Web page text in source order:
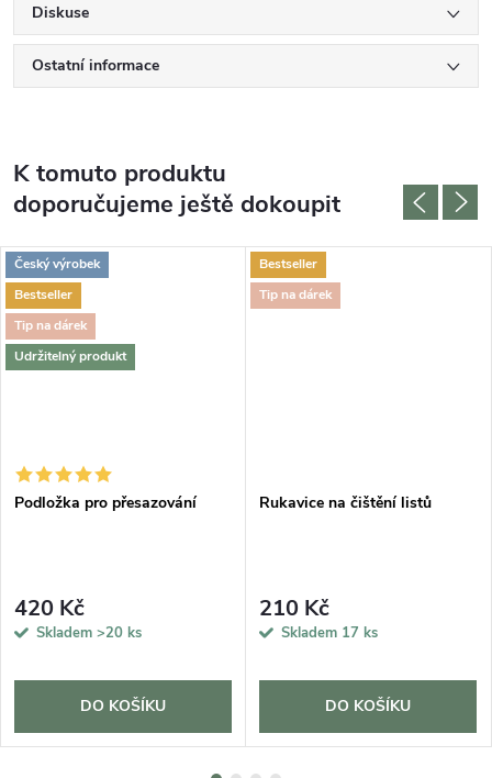
Diskuse
Ostatní informace
K tomuto produktu
doporučujeme ještě dokoupit
Český výrobek
Bestseller
Tip na dárek
Udržitelný produkt
Podložka pro přesazování
420 Kč
Skladem >20 ks
DO KOŠÍKU
Bestseller
Tip na dárek
Rukavice na čištění listů
210 Kč
Skladem 17 ks
DO KOŠÍKU